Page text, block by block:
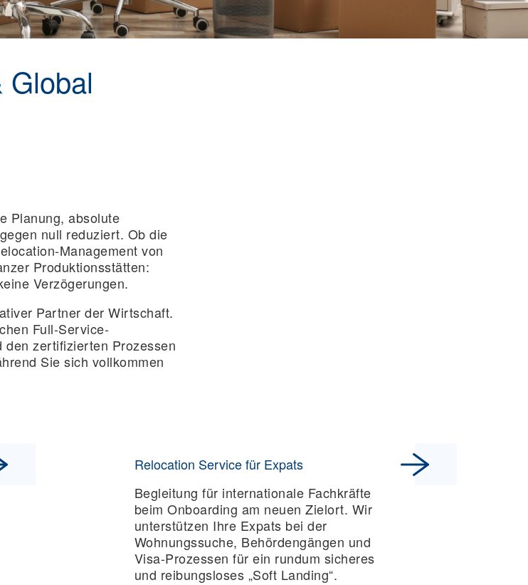
Global
Planung, absolute
null reduziert. Ob die
Management von
Produktionsstätten:
Verzögerungen.
Partner der Wirtschaft.
Full-Service-
zertifizierten Prozessen
Sie sich vollkommen
Relocation Service für Expats
Begleitung für internationale Fachkräfte
beim Onboarding am neuen Zielort. Wir
unterstützen Ihre Expats bei der
Wohnungssuche, Behördengängen und
Visa-Prozessen für ein rundum sicheres
und reibungsloses „Soft Landing“.